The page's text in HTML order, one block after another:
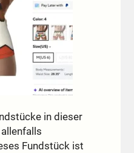
in dieser
Fundstück ist